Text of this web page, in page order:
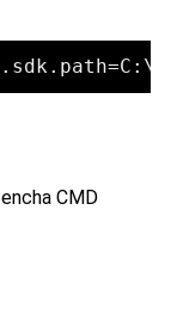
. sdk. path=C :